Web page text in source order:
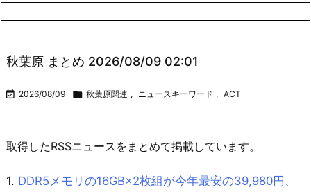
秋葉原 まとめ 2026/08/09 02:01
 2026/08/09  秋葉原関連 , ニュースキーワード , ACT
取得したRSSニュースをまとめて掲載しています。
1. DDR5メモリの16GB×2枚組が今年最安の39,980円、